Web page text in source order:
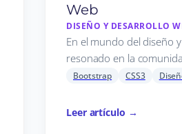
Web
DISEÑO Y DESARROLLO
En el mundo del diseño
resonado en la
Bootstrap CSS3
Leer artículo →